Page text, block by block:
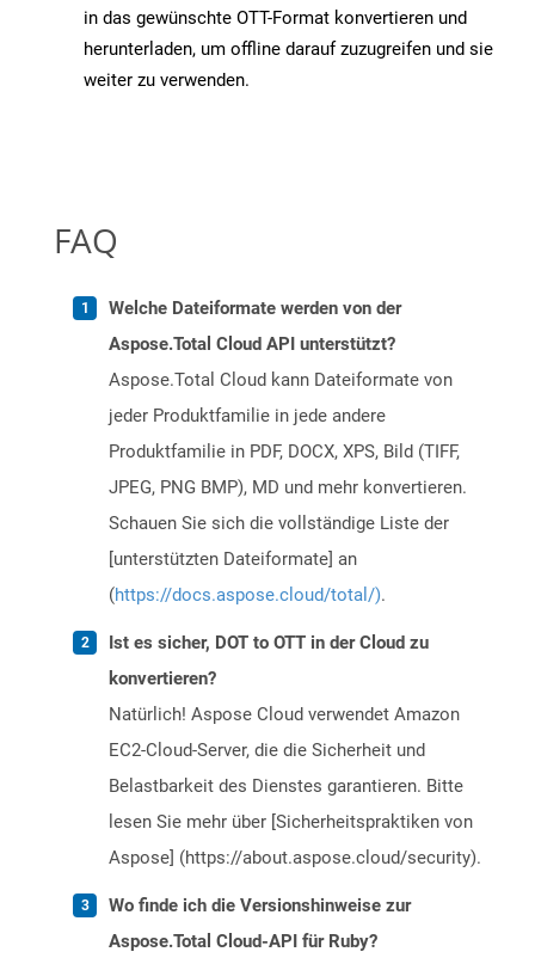
in das gewünschte OTT-Format konvertieren und
herunterladen, um offline darauf zuzugreifen und sie
weiter zu verwenden.
FAQ
Welche Dateiformate werden von der
Aspose.Total Cloud API unterstützt?
Aspose.Total Cloud kann Dateiformate von
jeder Produktfamilie in jede andere
Produktfamilie in PDF, DOCX, XPS, Bild (TIFF,
JPEG, PNG BMP), MD und mehr konvertieren.
Schauen Sie sich die vollständige Liste der
[unterstützten Dateiformate] an
(https://docs.aspose.cloud/total/).
Ist es sicher, DOT to OTT in der Cloud zu
konvertieren?
Natürlich! Aspose Cloud verwendet Amazon
EC2-Cloud-Server, die die Sicherheit und
Belastbarkeit des Dienstes garantieren. Bitte
lesen Sie mehr über [Sicherheitspraktiken von
Aspose] (https://about.aspose.cloud/security).
Wo finde ich die Versionshinweise zur
Aspose.Total Cloud-API für Ruby?